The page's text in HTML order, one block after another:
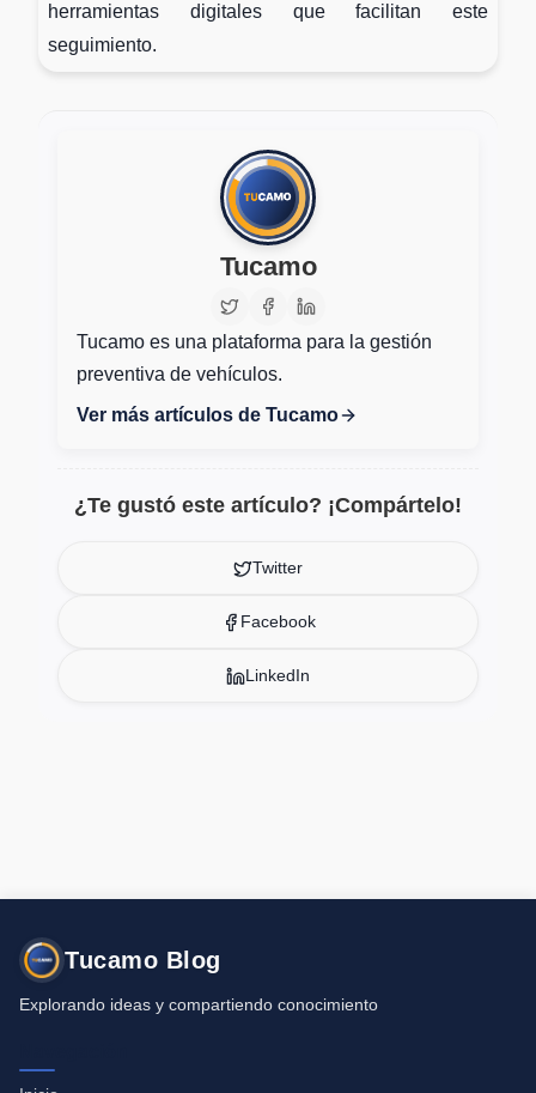
herramientas digitales que facilitan este
seguimiento.
Tucamo
Tucamo es una plataforma para la gestión
preventiva de vehículos.
Ver más artículos de Tucamo
¿Te gustó este artículo? ¡Compártelo!
Twitter
Facebook
LinkedIn
Tucamo Blog
Explorando ideas y compartiendo conocimiento